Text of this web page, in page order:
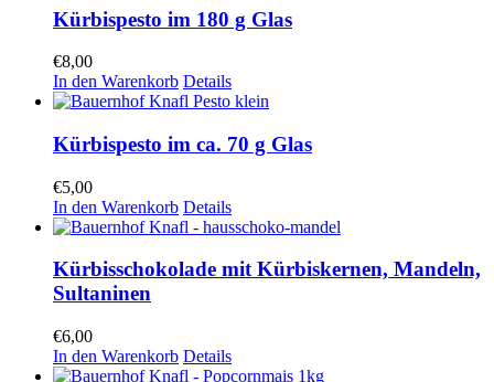
Kürbispesto im 180 g Glas
€8,00
In den Warenkorb Details
Kürbispesto im ca. 70 g Glas
€5,00
In den Warenkorb Details
Kürbisschokolade mit Kürbiskernen, Mandeln,
Sultaninen
€6,00
In den Warenkorb Details